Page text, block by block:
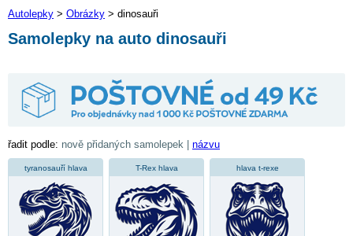
Autolepky > Obrázky > dinosauři
Samolepky na auto dinosauři
řadit podle: nově přidaných samolepek | názvu
tyranosauří hlava T-Rex hlava hlava t-rexe